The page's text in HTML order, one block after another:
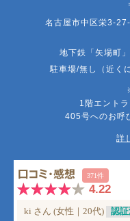
名古屋市中区栄3-
地下鉄「矢場町
駐車場/無し（近く
1階エント
405号へのお呼
詳